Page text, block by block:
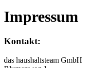
Impressum
Kontakt:
das haushaltsteam GmbH